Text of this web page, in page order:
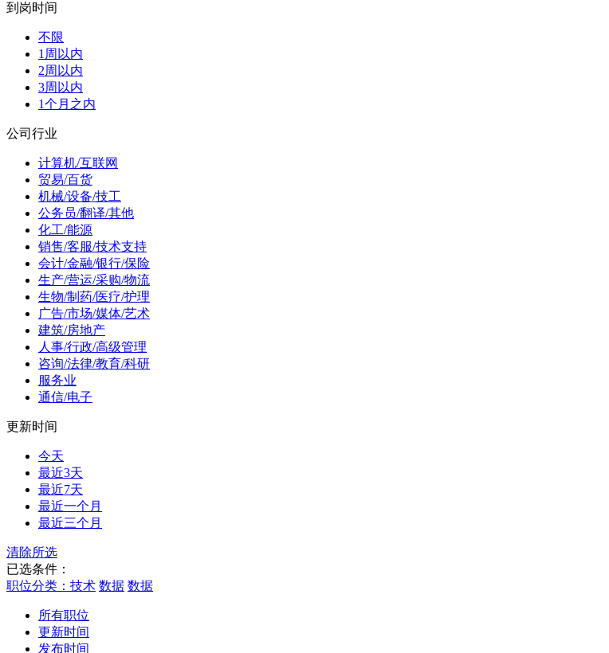
到岗时间
不限
1周以内
2周以内
3周以内
1个月之内
公司行业
计算机/互联网
贸易/百货
机械/设备/技工
公务员/翻译/其他
化工/能源
销售/客服/技术支持
会计/金融/银行/保险
生产/营运/采购/物流
生物/制药/医疗/护理
广告/市场/媒体/艺术
建筑/房地产
人事/行政/高级管理
咨询/法律/教育/科研
服务业
通信/电子
更新时间
今天
最近3天
最近7天
最近一个月
最近三个月
清除所选
已选条件：
职位分类：技术 数据 数据
所有职位
更新时间
发布时间